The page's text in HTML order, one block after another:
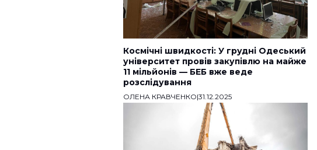
Космічні швидкості: У грудні Одеський
університет провів закупівлю на майже
11 мільйонів — БЕБ вже веде
розслідування
ОЛЕНА КРАВЧЕНКО|31.12.2025